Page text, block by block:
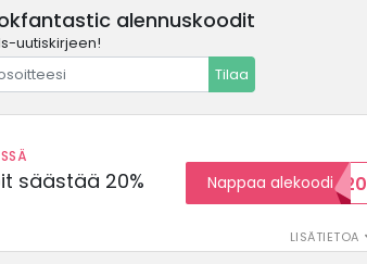
alennuskoodit
uutiskirjeen!
Tilaa
säästää 20%
LISÄTIETOA
Nappaa alekoodi
WELCOME20